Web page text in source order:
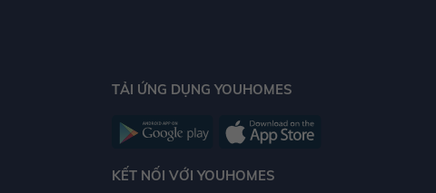
TẢI ỨNG DỤNG YOUHOMES
KẾT NỐI VỚI YOUHOMES